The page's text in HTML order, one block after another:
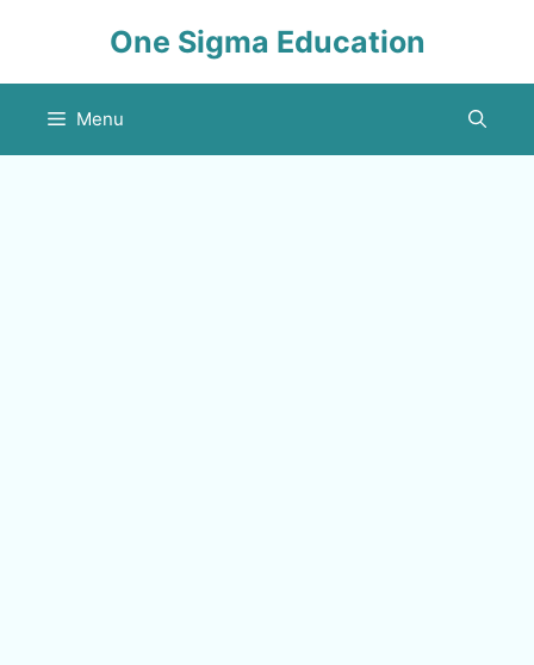
One Sigma Education
Menu